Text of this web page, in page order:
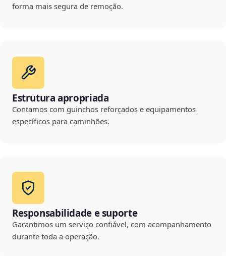
forma mais segura de remoção.
Estrutura apropriada
Contamos com guinchos reforçados e equipamentos
específicos para caminhões.
Responsabilidade e suporte
Garantimos um serviço confiável, com acompanhamento
durante toda a operação.